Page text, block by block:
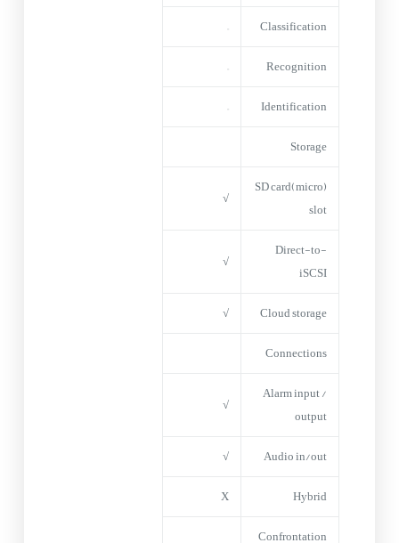
Classification
–
Recognition
–
Identification
–
Storage
(micro)SD card
slot
√
Direct-to-
iSCSI
√
Cloud storage
√
Connections
Alarm input /
output
√
Audio in/out
√
Hybrid
X
Confrontation